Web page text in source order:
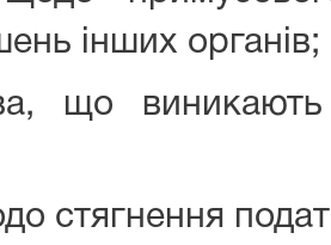
інших органів;
що виникають
стягнення